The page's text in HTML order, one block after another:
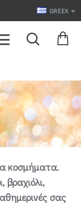
GREEK
κοσμήματα.
βραχιόλι,
σας